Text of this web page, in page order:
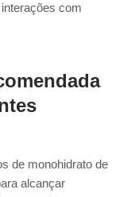
com
de monohidrato de
alcançar